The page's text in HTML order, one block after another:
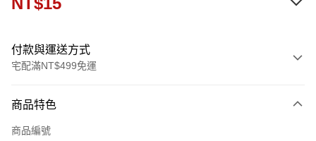
付款與運送方式
宅配滿NT$499免運
信用卡一次付款
商品特色
商品編號